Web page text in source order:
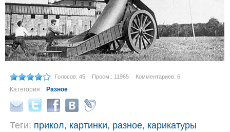
Голосов: 45 Просм.: 11965 Комментариев: 6
Категория: Разное
Теги: прикол, картинки, разное, карикатуры